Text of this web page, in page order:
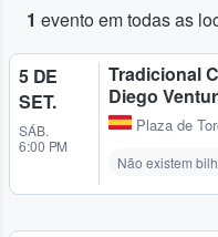
1 evento em todas as
5 DE
SET.
SÁB.
6:00 PM
Tradicional
Diego
Plaza de
Não existem